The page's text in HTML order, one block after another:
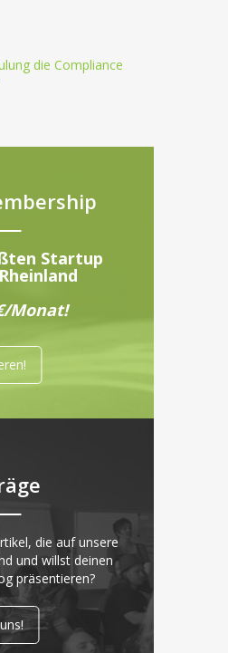
die Compliance
Startup
Monat!
die auf unsere
und willst deinen
präsentieren?